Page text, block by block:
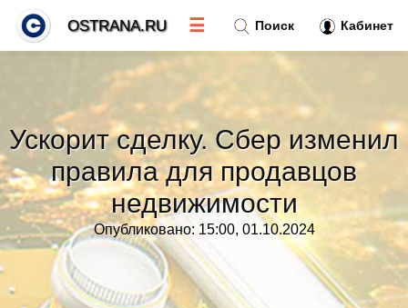
Ускорит сделку. Сбер изменил
правила для продавцов
недвижимости
Опубликовано: 15:00, 01.10.2024
Поиск Кабинет
OSTRANA.RU ☰
Тренды новостей»
Рубрики»
Правила